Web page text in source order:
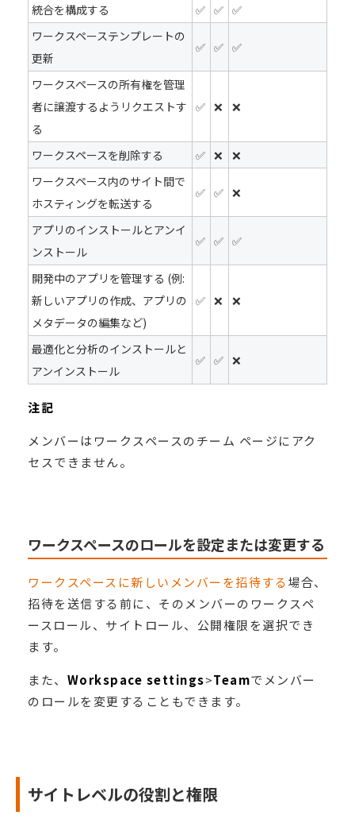
統合を構成する
✅ ✅ ✅
ワークスペーステンプレートの
更新
✅ ✅ ✅
ワークスペースの所有権を管理
者に譲渡するようリクエストす
る
✅ ❌ ❌
ワークスペースを削除する ✅ ❌
❌
ワークスペース内のサイト間で
ホスティングを転送する
✅ ✅ ❌
アプリのインストールとアンイ
ンストール
✅ ✅ ✅
開発中のアプリを管理する (例:
新しいアプリの作成、アプリの
メタデータの編集など)
✅ ❌ ❌
最適化と分析のインストールと
アンインストール
✅ ✅ ❌
注記
メンバーはワークスペースのチーム ページにアク
セスできません。
ワークスペースのロールを設定または変更する
ワークスペースに新しいメンバーを招待する場合、
招待を送信する前に、そのメンバーのワークスペ
ースロール、サイトロール、公開権限を選択でき
ます。
また、 Workspace settings>Teamでメンバー
のロールを変更することもできます。
サイトレベルの役割と権限